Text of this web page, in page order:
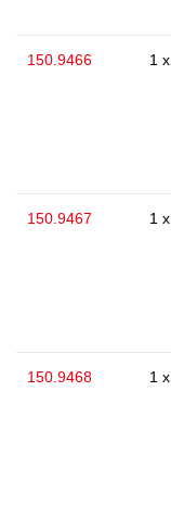
150.9466 1 x
150.9467 1 x
150.9468 1 x